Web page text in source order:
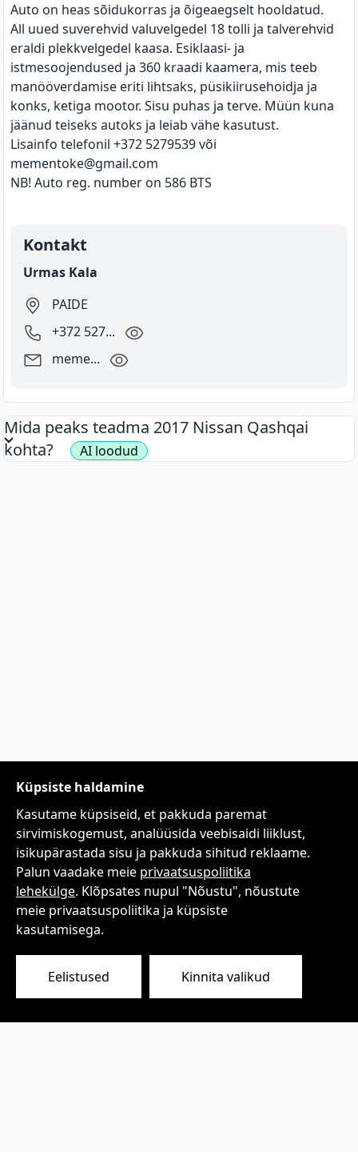
Küpsiste haldamine
Kasutame küpsiseid, et pakkuda paremat
sirvimiskogemust, analüüsida veebisaidi liiklust,
isikupärastada sisu ja pakkuda sihitud reklaame.
Palun vaadake meie privaatsuspoliitika
lehekülge. Klõpsates nupul "Nõustu", nõustute
meie privaatsuspoliitika ja küpsiste
kasutamisega.
Eelistused Kinnita valikud
Auto on heas sõidukorras ja õigeaegselt hooldatud.
All uued suverehvid valuvelgedel 18 tolli ja talverehvid
eraldi plekkvelgedel kaasa. Esiklaasi- ja
istmesoojendused ja 360 kraadi kaamera, mis teeb
manööverdamise eriti lihtsaks, püsikiirusehoidja ja
konks, ketiga mootor. Sisu puhas ja terve. Müün kuna
jäänud teiseks autoks ja leiab vähe kasutust.
Lisainfo telefonil +372 5279539 või
mementoke@gmail.com
NB! Auto reg. number on 586 BTS
Kontakt
Urmas Kala
PAIDE
+372 527...
meme...
Mida peaks teadma 2017 Nissan Qashqai
kohta?
AI loodud
DrivePlot OÜ
Sõida vabalt, kuuluta tasuta!
ETTEVÕTE
Meist